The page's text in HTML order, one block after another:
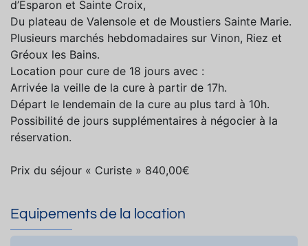
d’Esparon et Sainte Croix,
Du plateau de Valensole et de Moustiers Sainte Marie.
Plusieurs marchés hebdomadaires sur Vinon, Riez et
Gréoux les Bains.
Location pour cure de 18 jours avec :
Arrivée la veille de la cure à partir de 17h.
Départ le lendemain de la cure au plus tard à 10h.
Possibilité de jours supplémentaires à négocier à la
réservation.
Prix du séjour « Curiste » 840,00€
Equipements de la location